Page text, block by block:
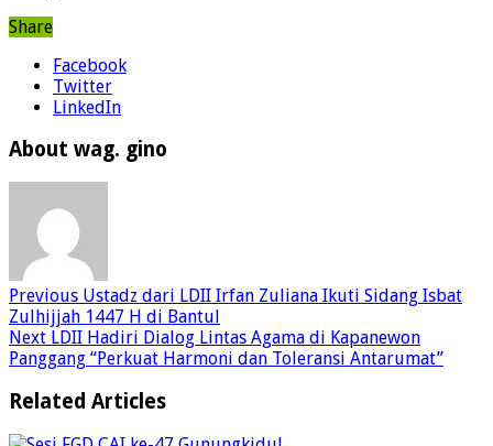
Share
Facebook
Twitter
LinkedIn
About wag. gino
Previous Ustadz dari LDII Irfan Zuliana Ikuti Sidang Isbat
Zulhijjah 1447 H di Bantul
Next LDII Hadiri Dialog Lintas Agama di Kapanewon
Panggang “Perkuat Harmoni dan Toleransi Antarumat”
Related Articles